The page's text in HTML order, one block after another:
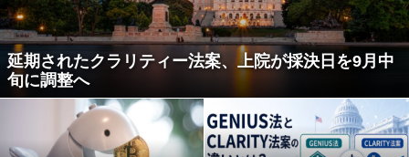
延期されたクラリティー法案、上院が採決日を9月中
旬に調整へ